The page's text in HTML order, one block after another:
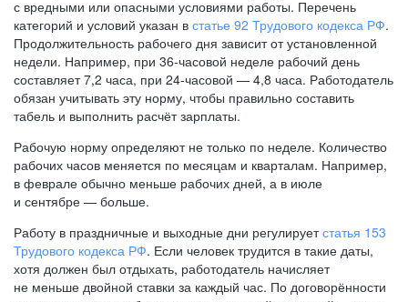
с вредными или опасными условиями работы. Перечень
категорий и условий указан в статье 92 Трудового кодекса РФ.
Продолжительность рабочего дня зависит от установленной
недели. Например, при 36-часовой неделе рабочий день
составляет 7,2 часа, при 24-часовой — 4,8 часа. Работодатель
обязан учитывать эту норму, чтобы правильно составить
табель и выполнить расчёт зарплаты.
Рабочую норму определяют не только по неделе. Количество
рабочих часов меняется по месяцам и кварталам. Например,
в феврале обычно меньше рабочих дней, а в июле
и сентябре — больше.
Работу в праздничные и выходные дни регулируетстатья 153
Трудового кодекса РФ. Если человек трудится в такие даты,
хотя должен был отдыхать, работодатель начисляет
не меньше двойной ставки за каждый час. По договорённости